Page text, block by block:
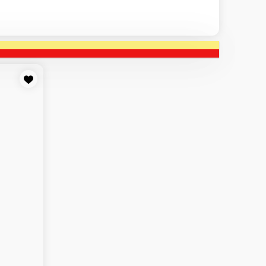
ВокПицца 33смНа